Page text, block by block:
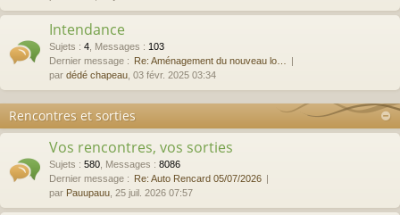
Intendance
Sujets : 4 Messages : 103
Dernier message : Re: Aménagement du nouveau lo…
par dédé chapeau , 03 févr. 2025 03:34
Rencontres et sorties
Vos rencontres, vos sorties
Sujets : 580 Messages : 8086
Dernier message : Re: Auto Rencard 05/07/2026
par Pauupauu , 25 juil. 2026 07:57